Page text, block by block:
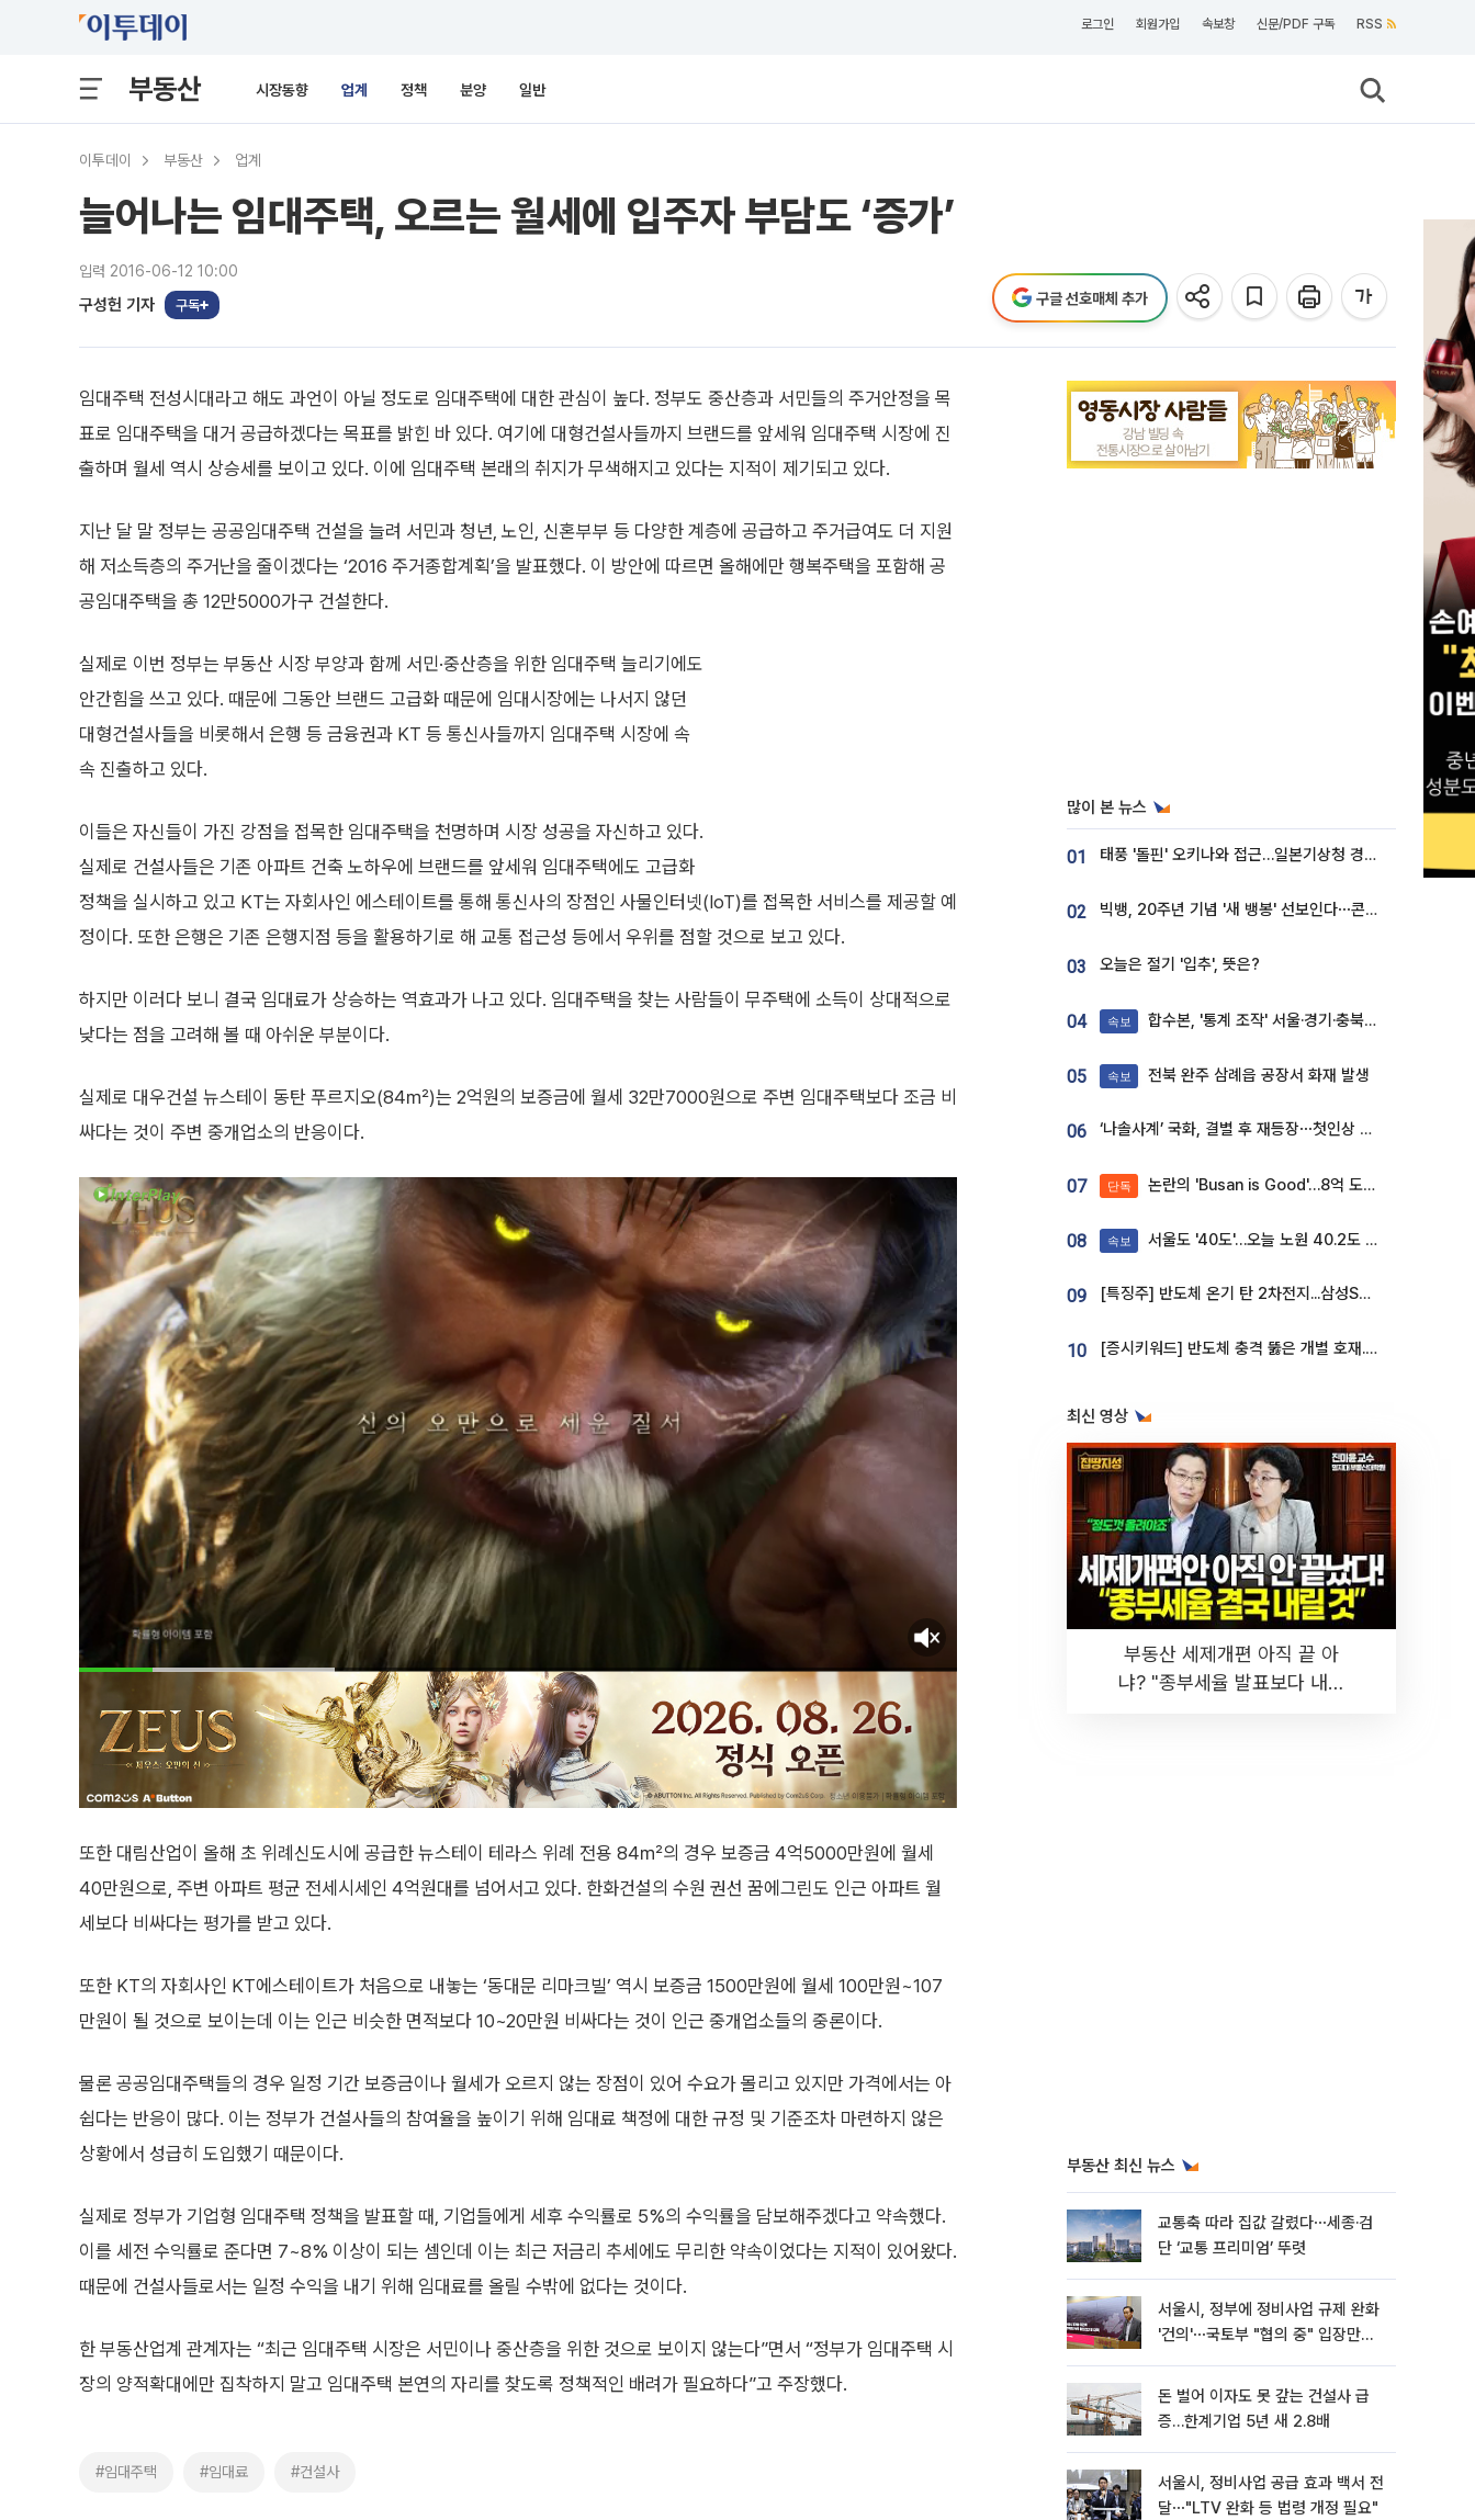
로그인 회원가입 속보창 신문/PDF 구독 RSS
부동산 시장동향 업계 정책 분양 일반
이투데이 부동산 업계
늘어나는 임대주택, 오르는 월세에 입주자 부담도 ‘증가’
입력 2016-06-12 10:00
구성헌 기자 구독 구글 선호매체 추가
임대주택 전성시대라고 해도 과언이 아닐 정도로 임대주택에 대한 관심이 높다. 정부도 중산층과 서민들의 주거안정을 목
표로 임대주택을 대거 공급하겠다는 목표를 밝힌 바 있다. 여기에 대형건설사들까지 브랜드를 앞세워 임대주택 시장에 진
출하며 월세 역시 상승세를 보이고 있다. 이에 임대주택 본래의 취지가 무색해지고 있다는 지적이 제기되고 있다.
지난 달 말 정부는 공공임대주택 건설을 늘려 서민과 청년, 노인, 신혼부부 등 다양한 계층에 공급하고 주거급여도 더 지원
해 저소득층의 주거난을 줄이겠다는 ‘2016 주거종합계획’을 발표했다. 이 방안에 따르면 올해에만 행복주택을 포함해 공
공임대주택을 총 12만5000가구 건설한다.
실제로 이번 정부는 부동산 시장 부양과 함께 서민·중산층을 위한 임대주택 늘리기에도
안간힘을 쓰고 있다. 때문에 그동안 브랜드 고급화 때문에 임대시장에는 나서지 않던
대형건설사들을 비롯해서 은행 등 금융권과 KT 등 통신사들까지 임대주택 시장에 속
속 진출하고 있다.
이들은 자신들이 가진 강점을 접목한 임대주택을 천명하며 시장 성공을 자신하고 있다.
실제로 건설사들은 기존 아파트 건축 노하우에 브랜드를 앞세워 임대주택에도 고급화
정책을 실시하고 있고 KT는 자회사인 에스테이트를 통해 통신사의 장점인 사물인터넷(IoT)를 접목한 서비스를 제공할 예
정이다. 또한 은행은 기존 은행지점 등을 활용하기로 해 교통 접근성 등에서 우위를 점할 것으로 보고 있다.
하지만 이러다 보니 결국 임대료가 상승하는 역효과가 나고 있다. 임대주택을 찾는 사람들이 무주택에 소득이 상대적으로
낮다는 점을 고려해 볼 때 아쉬운 부분이다.
실제로 대우건설 뉴스테이 동탄 푸르지오(84㎡)는 2억원의 보증금에 월세 32만7000원으로 주변 임대주택보다 조금 비
싸다는 것이 주변 중개업소의 반응이다.
또한 대림산업이 올해 초 위례신도시에 공급한 뉴스테이 테라스 위례 전용 84㎡의 경우 보증금 4억5000만원에 월세
40만원으로, 주변 아파트 평균 전세시세인 4억원대를 넘어서고 있다. 한화건설의 수원 권선 꿈에그린도 인근 아파트 월
세보다 비싸다는 평가를 받고 있다.
또한 KT의 자회사인 KT에스테이트가 처음으로 내놓는 ‘동대문 리마크빌’ 역시 보증금 1500만원에 월세 100만원~107
만원이 될 것으로 보이는데 이는 인근 비슷한 면적보다 10~20만원 비싸다는 것이 인근 중개업소들의 중론이다.
물론 공공임대주택들의 경우 일정 기간 보증금이나 월세가 오르지 않는 장점이 있어 수요가 몰리고 있지만 가격에서는 아
쉽다는 반응이 많다. 이는 정부가 건설사들의 참여율을 높이기 위해 임대료 책정에 대한 규정 및 기준조차 마련하지 않은
상황에서 성급히 도입했기 때문이다.
실제로 정부가 기업형 임대주택 정책을 발표할 때, 기업들에게 세후 수익률로 5%의 수익률을 담보해주겠다고 약속했다.
이를 세전 수익률로 준다면 7~8% 이상이 되는 셈인데 이는 최근 저금리 추세에도 무리한 약속이었다는 지적이 있어왔다.
때문에 건설사들로서는 일정 수익을 내기 위해 임대료를 올릴 수밖에 없다는 것이다.
한 부동산업계 관계자는 “최근 임대주택 시장은 서민이나 중산층을 위한 것으로 보이지 않는다”면서 “정부가 임대주택 시
장의 양적확대에만 집착하지 말고 임대주택 본연의 자리를 찾도록 정책적인 배려가 필요하다”고 주장했다.
#임대주택 #임대료 #건설사
많이 본 뉴스
01 태풍 '돌핀' 오키나와 접근…일본기상청 경로 업데이트
02 빅뱅, 20주년 기념 '새 뱅봉' 선보인다⋯콘서트 앞두고 팝업 개최
03 오늘은 절기 '입추', 뜻은?
04 속보 합수본, '통계 조작' 서울·경기·충북 선관위 등 추가 압수수색
05 속보 전북 완주 삼례읍 공장서 화재 발생
06 ‘나솔사계’ 국화, 결별 후 재등장⋯첫인상 투표 휩쓸고 ‘인기녀’ 등극
07 단독 논란의 'Busan is Good'…8억 도시브랜드, 용산 대통령실 CI 업체가 수행
08 속보 서울도 '40도'…오늘 노원 40.2도 기록
09 [특징주] 반도체 온기 탄 2차전지...삼성SDI, 장 초반 7% 넘게 껑충
10 [증시키워드] 반도체 충격 뚫은 개별 호재...포스코퓨처엠·에코프로·한화솔루션 '눈길'
최신 영상
부동산 세제개편 아직 끝 아
냐? "종부세율 발표보다 내릴
부동산 최신 뉴스
교통축 따라 집값 갈렸다⋯세종·검
단 ‘교통 프리미엄’ 뚜렷
서울시, 정부에 정비사업 규제 완화
'건의'⋯국토부 "협의 중" 입장만
돈 벌어 이자도 못 갚는 건설사 급
증…한계기업 5년 새 2.8배
서울시, 정비사업 공급 효과 백서 전
달⋯"LTV 완화 등 법령 개정 필요"